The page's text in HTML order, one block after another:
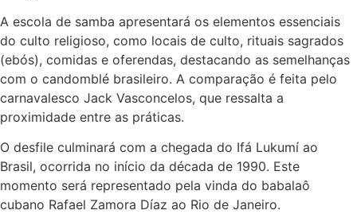
A escola de samba apresentará os elementos essenciais
do culto religioso, como locais de culto, rituais sagrados
(ebós), comidas e oferendas, destacando as semelhanças
com o candomblé brasileiro. A comparação é feita pelo
carnavalesco Jack Vasconcelos, que ressalta a
proximidade entre as práticas.
O desfile culminará com a chegada do Ifá Lukumí ao
Brasil, ocorrida no início da década de 1990. Este
momento será representado pela vinda do babalaô
cubano Rafael Zamora Díaz ao Rio de Janeiro.